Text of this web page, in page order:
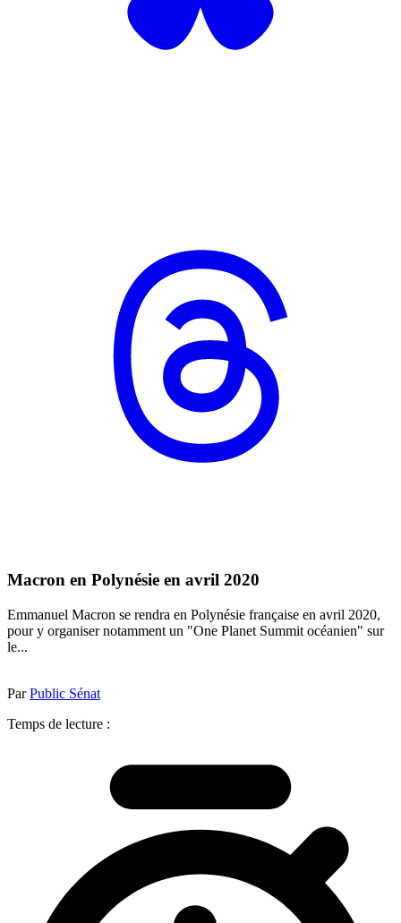
Macron en Polynésie en avril 2020
Emmanuel Macron se rendra en Polynésie française en avril 2020,
pour y organiser notamment un "One Planet Summit océanien" sur
le...
ParPublic Sénat
Temps de lecture :